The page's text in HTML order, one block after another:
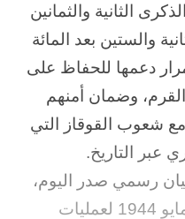
الثانية والثمانين
والستين بعد المائة
دعمها للحفاظ على
القرم، وضمان أمنهم
شعوب القوقاز التي
عبر التاريخ.
رسمي صدر اليوم،
إن تتار القرم تعرضوا في 18 مايو 1944 لعمليات